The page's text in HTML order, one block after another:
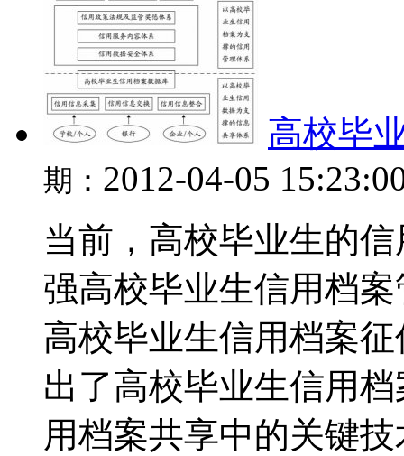
高校毕
期： 2012-04-05
当前，高校毕业生的
强高校毕业生信用档
高校毕业生信用档案
出了高校毕业生信用
用档案共享中的关键